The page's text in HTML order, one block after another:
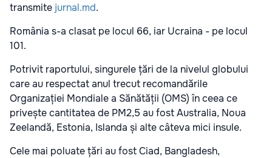
transmite jurnal.md.
România s-a clasat pe locul 66, iar Ucraina - pe locul
101.
Potrivit raportului, singurele țări de la nivelul globului
care au respectat anul trecut recomandările
Organizației Mondiale a Sănătății (OMS) în ceea ce
privește cantitatea de PM2,5 au fost Australia, Noua
Zeelandă, Estonia, Islanda și alte câteva mici insule.
Cele mai poluate țări au fost Ciad, Bangladesh,